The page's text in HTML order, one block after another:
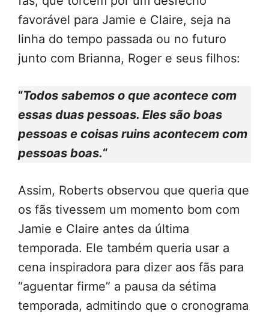
favorável para Jamie e Claire, seja na
linha do tempo passada ou no futuro
junto com Brianna, Roger e seus filhos:
“Todos sabemos o que acontece com
essas duas pessoas. Eles são boas
pessoas e coisas ruins acontecem com
pessoas boas.“
Assim, Roberts observou que queria que
os fãs tivessem um momento bom com
Jamie e Claire antes da última
temporada. Ele também queria usar a
cena inspiradora para dizer aos fãs para
“aguentar firme” a pausa da sétima
temporada, admitindo que o cronograma